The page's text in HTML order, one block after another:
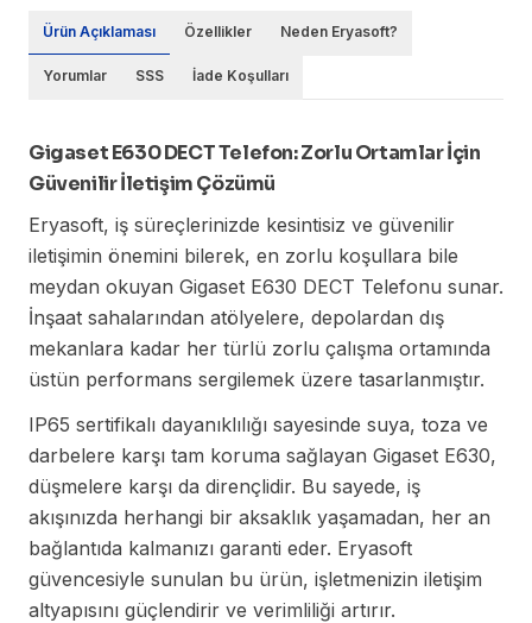
Ürün Açıklaması Özellikler Neden Eryasoft?
Yorumlar SSS İade Koşulları
Gigaset E630 DECT Telefon: Zorlu Ortamlar İçin
Güvenilir İletişim Çözümü
Eryasoft, iş süreçlerinizde kesintisiz ve güvenilir
iletişimin önemini bilerek, en zorlu koşullara bile
meydan okuyan Gigaset E630 DECT Telefonu sunar.
İnşaat sahalarından atölyelere, depolardan dış
mekanlara kadar her türlü zorlu çalışma ortamında
üstün performans sergilemek üzere tasarlanmıştır.
IP65 sertifikalı dayanıklılığı sayesinde suya, toza ve
darbelere karşı tam koruma sağlayan Gigaset E630,
düşmelere karşı da dirençlidir. Bu sayede, iş
akışınızda herhangi bir aksaklık yaşamadan, her an
bağlantıda kalmanızı garanti eder. Eryasoft
güvencesiyle sunulan bu ürün, işletmenizin iletişim
altyapısını güçlendirir ve verimliliği artırır.